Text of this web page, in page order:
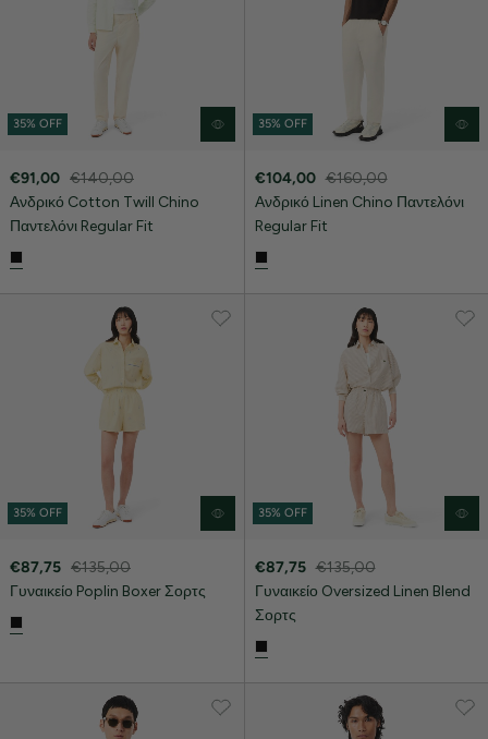
35% OFF
€91,00 €140,00
Ανδρικό Cotton Twill Chino
Παντελόνι Regular Fit
35% OFF
€104,00 €160,00
Ανδρικό Linen Chino Παντελόνι
Regular Fit
35% OFF
€87,75 €135,00
Γυναικείο Poplin Boxer Σορτς
35% OFF
€87,75 €135,00
Γυναικείο Oversized Linen Blend
Σορτς